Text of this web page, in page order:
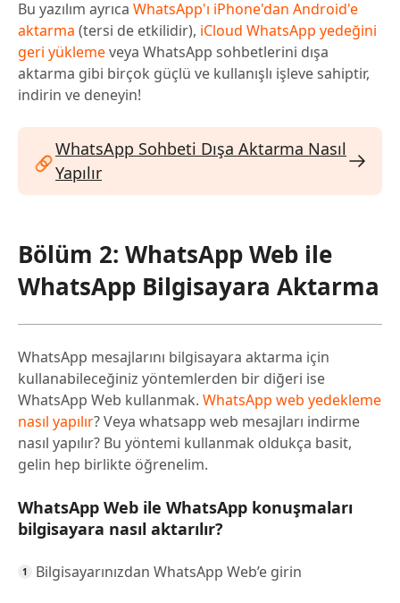
Bu yazılım ayrıca WhatsApp'ı iPhone'dan Android'e
aktarma (tersi de etkilidir), iCloud WhatsApp yedeğini
geri yüklemeveya WhatsApp sohbetlerini dışa
aktarma gibi birçok güçlü ve kullanışlı işleve sahiptir,
indirin ve deneyin!
WhatsApp Sohbeti Dışa Aktarma Nasıl
Yapılır
Bölüm 2: WhatsApp Web ile
WhatsApp Bilgisayara Aktarma
WhatsApp mesajlarını bilgisayara aktarma için
kullanabileceğiniz yöntemlerden bir diğeri ise
WhatsApp Web kullanmak. WhatsApp web yedekleme
nasıl yapılır? Veya whatsapp web mesajları indirme
nasıl yapılır? Bu yöntemi kullanmak oldukça basit,
gelin hep birlikte öğrenelim.
WhatsApp Web ile WhatsApp konuşmaları
bilgisayara nasıl aktarılır?
Bilgisayarınızdan WhatsApp Web’e girin